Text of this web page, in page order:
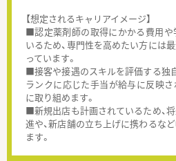
【想定されるキャリアイメージ】
■認定薬剤師の取得にかかる費用や
いるため、専門性を高めたい方には
っています。
■接客や接遇のスキルを評価する独
ランクに応じた手当が給与に反映
に取り組めます。
■新規出店も計画されているため、
進や、新店舗の立ち上げに携わるな
ます。